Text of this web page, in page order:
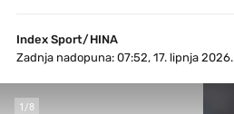
Index Sport/HINA
Zadnja nadopuna: 07:52, 17. lipnja 2026.
1 /8